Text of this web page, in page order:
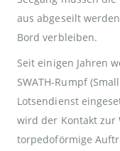
aus abgeseilt
Bord verbleiben.
Seit einigen Jahren
SWATH-Rumpf
Lotsendienst
wird der Kontakt zur
torpedoförmige